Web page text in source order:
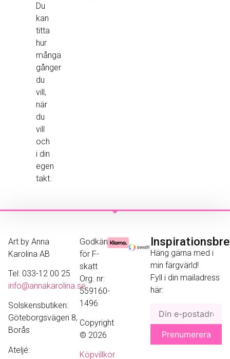
Du
kan
titta
hur
många
gånger
du
vill,
när
du
vill
och
i din
egen
takt.
Art by Anna
Karolina AB
Tel: 033-12 00 25
info@annakarolina.se
Solskensbutiken:
Göteborgsvägen 8,
Borås
Ateljé:
Godkänd
för F-
skatt
Org. nr:
559160-
1496
Copyright
© 2026
Köpvillkor
Häng gärna med i
min färgvärld!
Fyll i din mailadress
här: